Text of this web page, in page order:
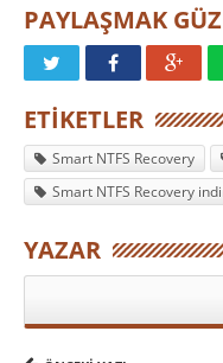
PAYLAŞMAK
ETIKETLER
Smart NTFS Recovery
Smart NTFS Recovery
YAZAR